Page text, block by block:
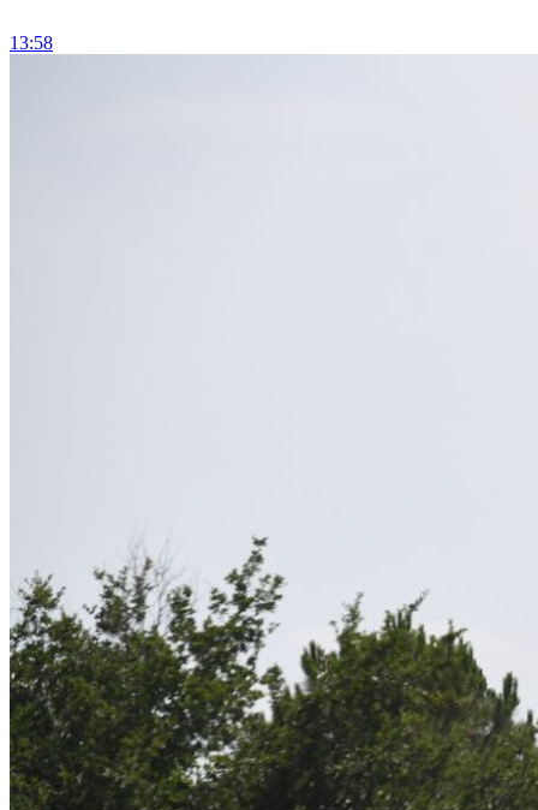
13:58